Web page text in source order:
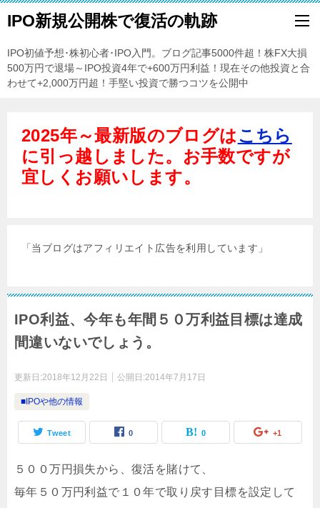
IPO新規公開株で復活の軌跡
IPO初値予想･株初心者･IPO入門。ブログ記事5000件超！株FX大損
500万円で退場～IPO投資4年で+600万円利益！現在その他投資と合
わせて+2,000万円超！手堅い投資で勝つコツを公開中
2025年～最新版のブログはこちら
に引っ越しました。お手数ですが
宜しくお願いします。
「当ブログはアフィリエイト広告を利用しています」
IPO利益、今年も年間５０万利益目標は達成
間違いないでしょう。
更新日:2018年12月22日 公開日:2014年7月17日
■IPOや他の情報
Tweet 0 0 +1
５００万円損失から、復活を賭けて、
毎年５０万円利益で１０年で取り戻す目標を設定して